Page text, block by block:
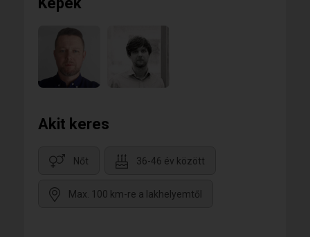
Akit keres
Nőt 36-46 év között
Max. 100 km-re a lakhelyemtől